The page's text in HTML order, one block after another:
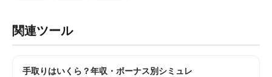
関連ツール
手取りはいくら？年収・ボーナス別シミュレ